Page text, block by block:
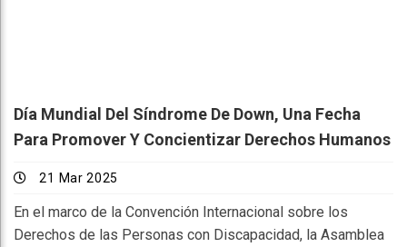
Día Mundial Del Síndrome De Down, Una Fecha
Para Promover Y Concientizar Derechos Humanos
21 Mar 2025
En el marco de la Convención Internacional sobre los
Derechos de las Personas con Discapacidad, la Asamblea